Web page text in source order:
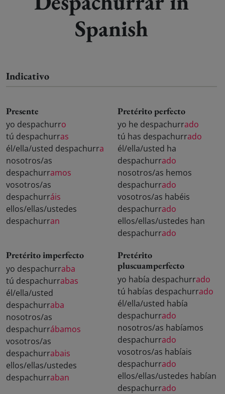
Spanish
Indicativo
Presente
yo despachurro
tú despachurras
él/ella/usted despachurra
nosotros/as
despachurramos
vosotros/as
despachurráis
ellos/ellas/ustedes
despachurran
Pretérito perfecto
yo he despachurrado
tú has despachurrado
él/ella/usted ha
despachurrado
nosotros/as hemos
despachurrado
vosotros/as habéis
despachurrado
ellos/ellas/ustedes han
despachurrado
Pretérito imperfecto
yo despachurraba
tú despachurrabas
él/ella/usted
despachurraba
nosotros/as
despachurrábamos
vosotros/as
despachurrabais
ellos/ellas/ustedes
despachurraban
Pretérito
pluscuamperfecto
yo había despachurrado
tú habías despachurrado
él/ella/usted había
despachurrado
nosotros/as habíamos
despachurrado
vosotros/as habíais
despachurrado
ellos/ellas/ustedes habían
despachurrado